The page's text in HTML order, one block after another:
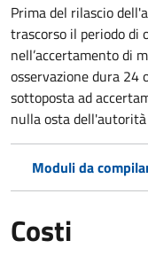
Prima del rilascio
trascorso il periodo di
nell’accertamento di
osservazione dura 24
sottoposta ad
nulla osta
Moduli da
Costi